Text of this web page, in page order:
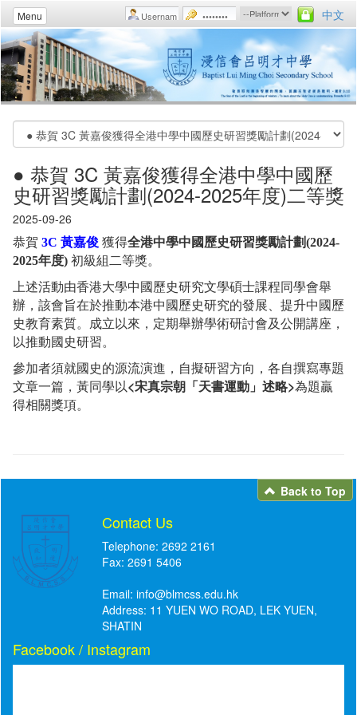
Menu 中文
● 恭賀 3C 黃嘉俊獲得全港中學中國歷
史研習獎勵計劃(2024-2025年度)二等獎
2025-09-26
恭賀 3C 黃嘉俊 獲得全港中學中國歷史研習獎勵計劃(2024-
2025年度) 初級組二等獎。
上述活動由香港大學中國歷史研究文學碩士課程同學會舉
辦，該會旨在於推動本港中國歷史研究的發展、提升中國歷
史教育素質。成立以來，定期舉辦學術研討會及公開講座，
以推動國史研習。
參加者須就國史的源流演進，自擬研習方向，各自撰寫專題
文章一篇，黃同學以<宋真宗朝「天書運動」述略>為題贏
得相關獎項。
Back to Top
Contact Us
Telephone: 2692 2161
Fax: 2691 5406
Email: info@blmcss.edu.hk
Address: 11 YUEN WO ROAD, LEK YUEN,
SHATIN
Facebook / Instagram